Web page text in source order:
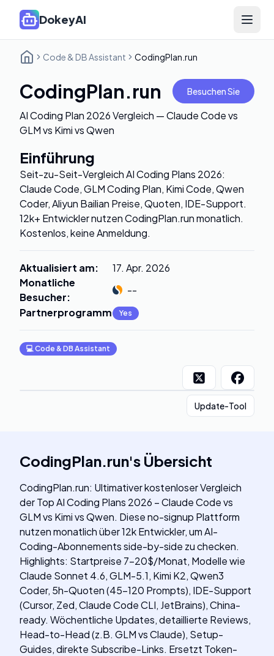
DokeyAI Open
Code & DB Assistant CodingPlan.run
CodingPlan.run Besuchen Sie
AI Coding Plan 2026 Vergleich — Claude Code vs
GLM vs Kimi vs Qwen
Einführung
Seit-zu-Seit-Vergleich AI Coding Plans 2026:
Claude Code, GLM Coding Plan, Kimi Code, Qwen
Coder, Aliyun Bailian Preise, Quoten, IDE-Support.
12k+ Entwickler nutzen CodingPlan.run monatlich.
Kostenlos, keine Anmeldung.
Aktualisiert am:
17. Apr. 2026
Monatliche
Besucher:
--
Partnerprogramm: Yes
💻Code & DB Assistant
Update-Tool
CodingPlan.run's Übersicht
CodingPlan.run: Ultimativer kostenloser Vergleich
der Top AI Coding Plans 2026 – Claude Code vs
GLM vs Kimi vs Qwen. Diese no-signup Plattform
nutzen monatlich über 12k Entwickler, um AI-
Coding-Abonnements side-by-side zu checken.
Highlights: Startpreise 7-20$/Monat, Modelle wie
Claude Sonnet 4.6, GLM-5.1, Kimi K2, Qwen3
Coder, 5h-Quoten (45-120 Prompts), IDE-Support
(Cursor, Zed, Claude Code CLI, JetBrains), China-
ready. Wöchentliche Updates, detaillierte Reviews,
Head-to-Head (z.B. GLM vs Claude), Setup-
Guides, direkte Subscribe-Links. Ersetzt Token-